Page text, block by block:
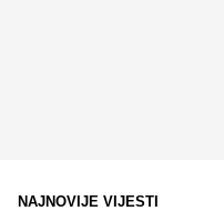
NAJNOVIJE VIJESTI